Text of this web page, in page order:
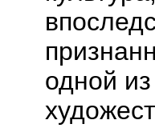
одной из